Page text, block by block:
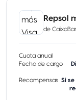
Repsol
de
Cuota anual
Fecha de cargo
Recompensas Si